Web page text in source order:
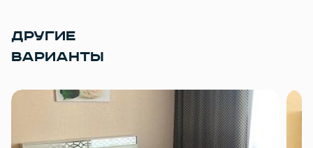
ДРУГИЕ
ВАРИАНТЫ